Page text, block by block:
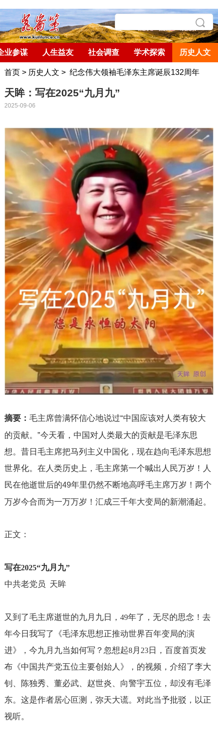
业参谋 人生益友 社会调查 学术探索 历史人文
首页> 历史人文 > 纪念伟大领袖毛泽东主席诞辰132周年
天眸：写在2025“九月九”
2025-09-06
摘要： 毛主席曾满怀信心地说过“中国应该对人类有较大
的贡献。”今天看，中国对人类最大的贡献是毛泽东思
想。昔日毛主席把马列主义中国化，现在趋向毛泽东思想
世界化。在人类历史上，毛主席第一个喊出人民万岁！人
民在他逝世后的49年里仍然不断地高呼毛主席万岁！两个
万岁今合而为一万万岁！汇成三千年大变局的新潮涌起。
正文：
写在2025“九月九”
中共老党员 天眸
又到了毛主席逝世的九月九日， 49年了，无尽的思念！去
年今日我写了《毛泽东思想正推动世界百年变局的演
进》，今九月九当如何写？忽想起8月 23日，百度首页发
布《中国共产党五位主要创始人》，的视频，介绍了李大
钊、陈独秀、董必武、赵世炎、向警宇五位，却没有毛泽
东。这是作者居心叵测，弥天大谎。对此当予批驳，以正
视听。